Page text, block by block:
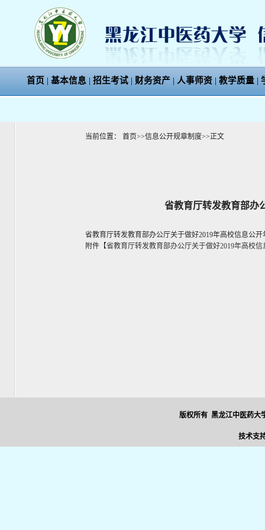
首页 | 基本信息 | 招生考试 | 财务资产 | 人事师资 | 教学质量 |
当前位置： 首页>>信息公开规章制度>>正文
省教育厅转发教育部办
省教育厅转发教育部办公厅关于做好2019年高校信息公
附件【省教育厅转发教育部办公厅关于做好2019年高校
版权所有 黑龙江中医药大
技术支